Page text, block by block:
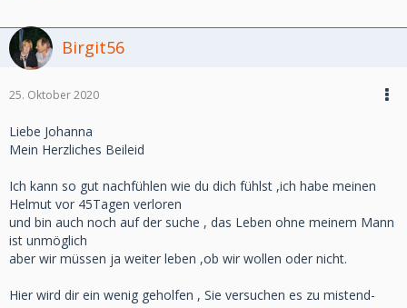
Birgit56
25. Oktober 2020
Liebe Johanna
Mein Herzliches Beileid
Ich kann so gut nachfühlen wie du dich fühlst ,ich habe meinen
Helmut vor 45Tagen verloren
und bin auch noch auf der suche , das Leben ohne meinem Mann
ist unmöglich
aber wir müssen ja weiter leben ,ob wir wollen oder nicht.
Hier wird dir ein wenig geholfen , Sie versuchen es zu mistend-